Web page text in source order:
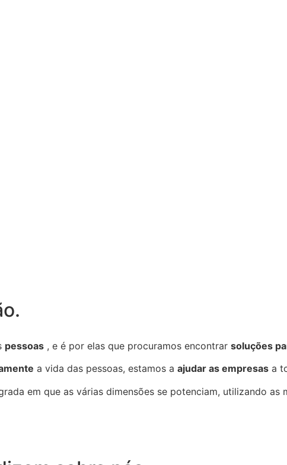
pessoas , e é por elas que procuramos encontrar soluções
a vida das pessoas, estamos a ajudar as empresas a
em que as várias dimensões se potenciam, utilizando as